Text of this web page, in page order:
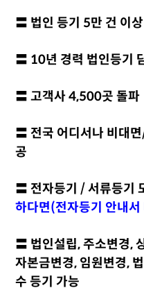
〓 법인 등기 5만 건 이
〓 10년 경력 법인등기
〓 고객사 4,500곳 돌파
〓 전국 어디서나 비대
공
〓 전자등기 / 서류등기
하다면(전자등기 안내서
〓 법인설립, 주소변경,
자본금변경, 임원변경,
수 등기 가능